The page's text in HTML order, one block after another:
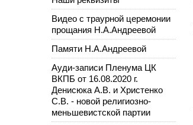
Видео с траурной церемонии
прощания Н.А.Андреевой
Памяти Н.А.Андреевой
Ауди-записи Пленума ЦК
ВКПБ от 16.08.2020 г.
Денисюка А.В. и Христенко
С.В. - новой религиозно-
меньшевистской партии